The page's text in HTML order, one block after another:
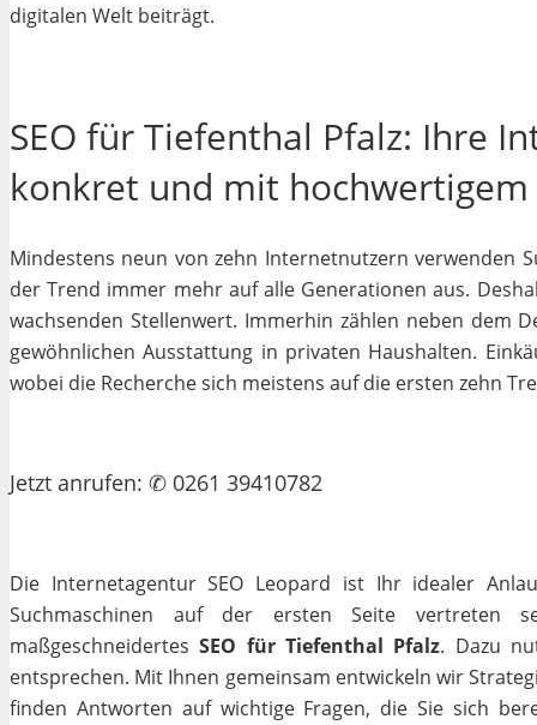
digitalen Welt beiträgt.
SEO für Tiefenthal Pfalz: Ihre
konkret und mit
Mindestens neun von zehn Internetnutzern verwenden
der Trend immer mehr auf alle Generationen aus.
wachsenden Stellenwert. Immerhin zählen neben dem
gewöhnlichen Ausstattung in privaten Haushalten.
wobei die Recherche sich meistens auf die ersten zehn
Jetzt anrufen: ✆ 0261 39410782
Die Internetagentur SEO Leopard ist Ihr idealer
Suchmaschinen auf der ersten Seite vertreten
maßgeschneidertesSEO für Tiefenthal Pfalz. Dazu
entsprechen. Mit Ihnen gemeinsam entwickeln wir
finden Antworten auf wichtige Fragen, die Sie sich